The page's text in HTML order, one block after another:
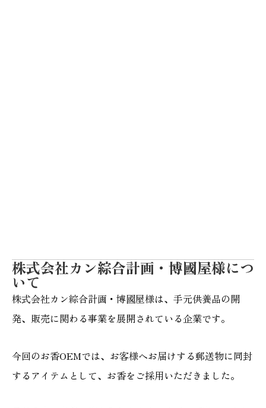
株式会社カン綜合計画・博國屋様につ
いて
株式会社カン綜合計画・博國屋様は、手元供養品の開
発、販売に関わる事業を展開されている企業です。
今回のお香OEMでは、お客様へお届けする郵送物に同封
するアイテムとして、お香をご採用いただきました。